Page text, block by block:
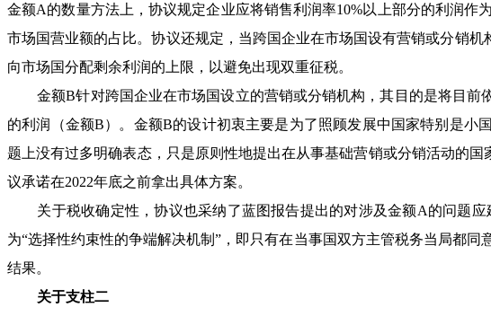
金额A的数量方法上，协议规定企业应将销售利润率10%以上部分的利润作
市场国营业额的占比。协议还规定，当跨国企业在市场国设有营销或分销
向市场国分配剩余利润的上限，以避免出现双重征税。
金额B针对跨国企业在市场国设立的营销或分销机构，其目的是将目前
的利润（金额B）。金额B的设计初衷主要是为了照顾发展中国家特别是
题上没有过多明确表态，只是原则性地提出在从事基础营销或分销活动的
议承诺在2022年底之前拿出具体方案。
关于税收确定性，协议也采纳了蓝图报告提出的对涉及金额A的问题应
为“选择性约束性的争端解决机制”，即只有在当事国双方主管税务当局都
结果。
关于支柱二